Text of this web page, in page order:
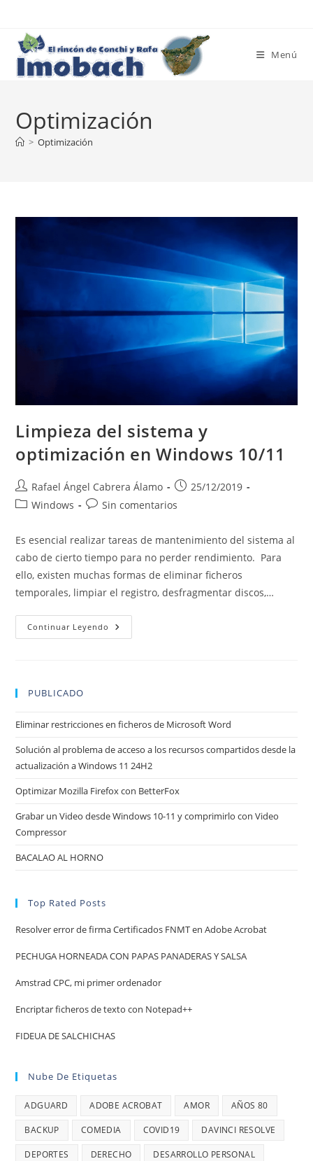
contenido
Menú
Optimización
> Optimización
Limpieza del sistema y
optimización en Windows 10/11
Autor
de
Rafael Ángel Cabrera Álamo
Publicación
de
25/12/2019
Categoría
entrada:
Windows
Comentarios
la
entrada:
Sin comentarios
Es esencial realizar tareas de mantenimiento del sistema al
cabo de cierto tiempo para no perder rendimiento. Para
ello, existen muchas formas de eliminar ficheros
temporales, limpiar el registro, desfragmentar discos,…
Continuar Leyendo Limpieza
Del
PUBLICADO
Eliminar restricciones en ficheros de Microsoft Word
Solución al problema de acceso a los recursos compartidos desde la
actualización a Windows 11 24H2
Optimizar Mozilla Firefox con BetterFox
Grabar un Video desde Windows 10-11 y comprimirlo con Video
Compressor
BACALAO AL HORNO
Top Rated Posts
Resolver error de firma Certificados FNMT en Adobe Acrobat
PECHUGA HORNEADA CON PAPAS PANADERAS Y SALSA
Amstrad CPC, mi primer ordenador
Encriptar ficheros de texto con Notepad++
FIDEUA DE SALCHICHAS
Nube De Etiquetas
ADGUARD ADOBE ACROBAT AMOR AÑOS 80
BACKUP COMEDIA COVID19 DAVINCI RESOLVE
DEPORTES DERECHO DESARROLLO PERSONAL